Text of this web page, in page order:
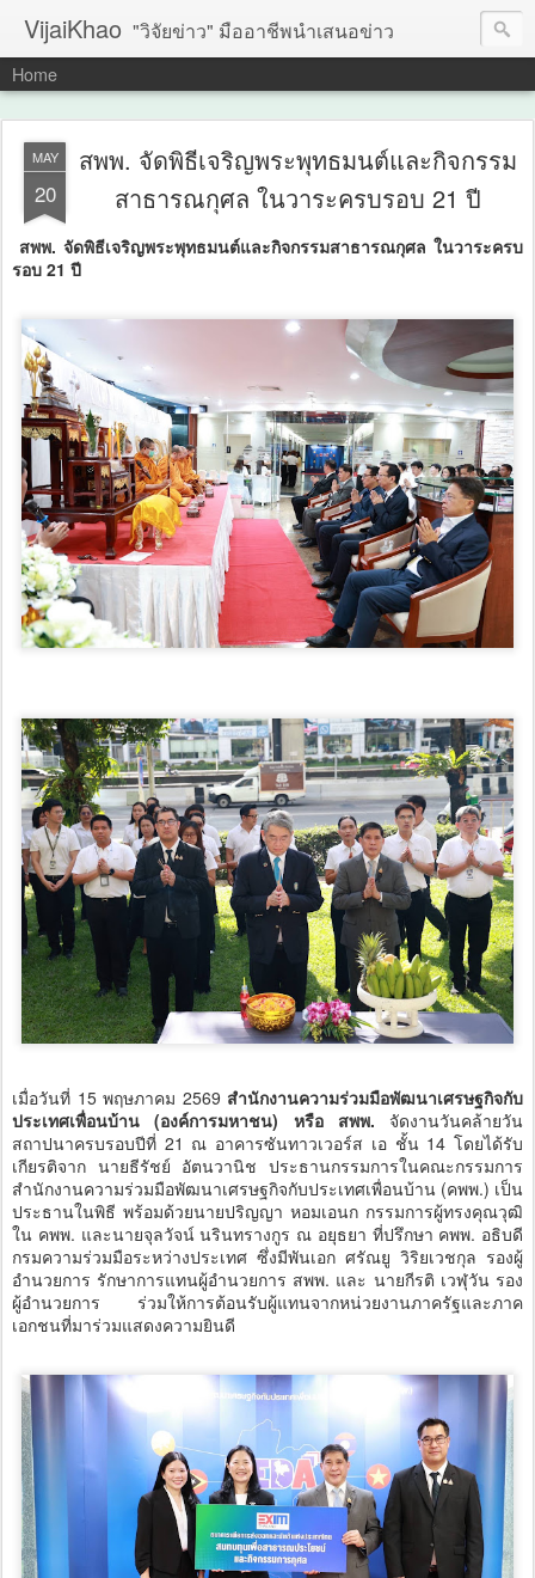
VijaiKhao "วิจัยข่าว" มืออาชีพนำเสนอข่าว
Home
MAY
20
สพพ. จัดพิธีเจริญพระพุทธมนต์และกิจกรรม
สาธารณกุศล ในวาระครบรอบ 21 ปี
สพพ. จัดพิธีเจริญพระพุทธมนต์และกิจกรรมสาธารณกุศล ในวาระครบ
รอบ 21 ปี
เมื่อวันที่ 15 พฤษภาคม 2569 สำนักงานความร่วมมือพัฒนาเศรษฐกิจกับ
ประเทศเพื่อนบ้าน (องค์การมหาชน) หรือ สพพ. จัดงานวันคล้ายวัน
สถาปนาครบรอบปีที่ 21 ณ อาคารซันทาวเวอร์ส เอ ชั้น 14 โดยได้รับ
เกียรติจาก นายธีรัชย์ อัตนวานิช ประธานกรรมการในคณะกรรมการ
สำนักงานความร่วมมือพัฒนาเศรษฐกิจกับประเทศเพื่อนบ้าน (คพพ.) เป็น
ประธานในพิธี พร้อมด้วยนายปริญญา หอมเอนก กรรมการผู้ทรงคุณวุฒิ
ใน คพพ. และนายจุลวัจน์ นรินทรางกูร ณ อยุธยา ที่ปรึกษา คพพ. อธิบดี
กรมความร่วมมือระหว่างประเทศ ซึ่งมีพันเอก ศรัณยู วิริยเวชกุล รองผู้
อำนวยการ รักษาการแทนผู้อำนวยการ สพพ. และ นายกีรติ เวฬุวัน รอง
ผู้อำนวยการ ร่วมให้การต้อนรับผู้แทนจากหน่วยงานภาครัฐและภาค
เอกชนที่มาร่วมแสดงความยินดี